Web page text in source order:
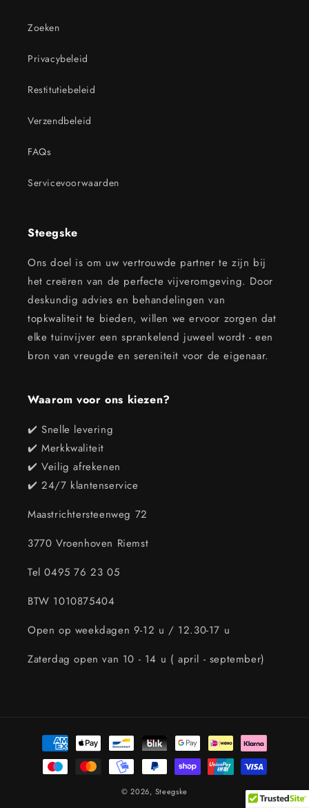
Zoeken
Privacybeleid
Restitutiebeleid
Verzendbeleid
FAQs
Servicevoorwaarden
Steegske
Ons doel is om uw vertrouwde partner te zijn bij
het creëren van de perfecte vijveromgeving. Door
deskundig advies en behandelingen van
topkwaliteit te bieden, willen we ervoor zorgen dat
elke tuinvijver een sprankelend juweel wordt - een
bron van vreugde en sereniteit voor de eigenaar.
Waarom voor ons kiezen?
✔️ Snelle levering
✔️ Merkkwaliteit
✔️ Veilig afrekenen
✔️ 24/7 klantenservice
Maastrichtersteenweg 72
3770 Vroenhoven Riemst
Tel 0495 76 23 05
BTW 1010875404
Open op weekdagen 9-12 u / 12.30-17 u
Zaterdag open van 10 - 14 u ( april - september)
Betaalmethoden
© 2026, Steegske